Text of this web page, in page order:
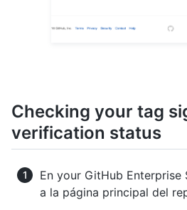
Checking your tag
verification status
En your GitHub Enterprise
a la página principal del